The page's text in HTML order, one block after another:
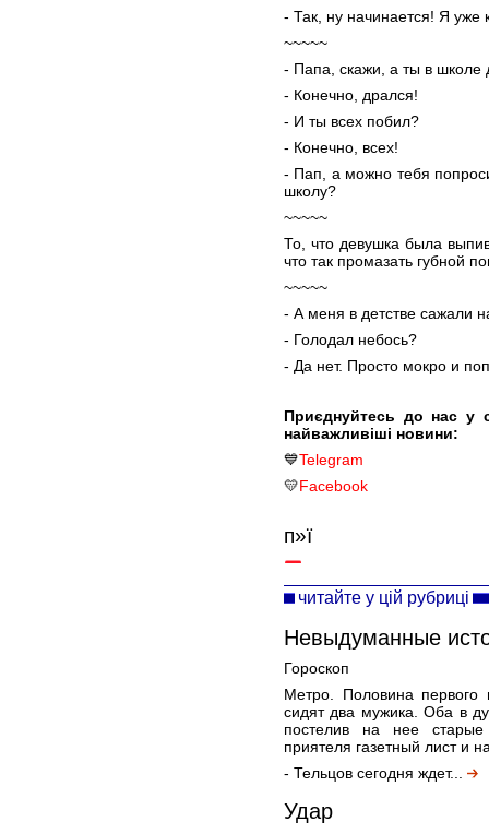
- Так, ну начинается! Я уже
~~~~~
- Папа, скажи, а ты в школе
- Конечно, дрался!
- И ты всех побил?
- Конечно, всех!
- Пап, а можно тебя
школу?
~~~~~
То, что девушка была
что так промазать губной
~~~~~
- А меня в детстве сажали
- Голодал небось?
- Да нет. Просто мокро и
Приєднуйтесь до нас у
найважливіші новини:
💙Telegram
💛Facebook
п»ї
читайте у цій рубриці
Невыдуманные
Гороскоп
Метро. Половина
сидят два мужика. Оба в
постелив на нее
приятеля газетный лист и
- Тельцов сегодня ждет...
Удар